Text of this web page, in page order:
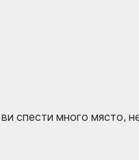
спести много място,